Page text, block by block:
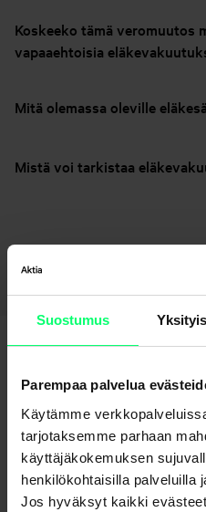
Suostumus
Parempaa palvelua
Käytämme
tarjotaksemme parhaan
käyttäjäkokemuksen
henkilökohtaisilla palveluilla
Jos hyväksyt kaikki
Koskeeko tämä veromuutos
vapaaehtoisia
Mitä olemassa oleville
Mistä voi tarkistaa
Palaa sivulle – Säästäminen
Etkö